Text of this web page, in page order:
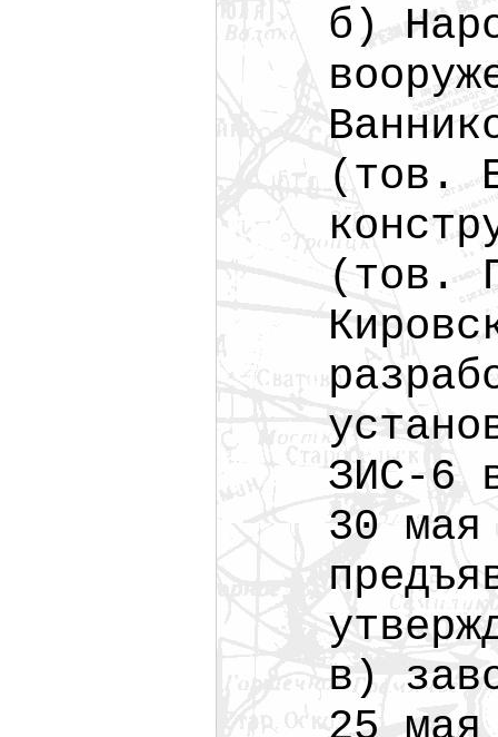
б)
(тов.
(тов.
ЗИС-6
30 мая
в)